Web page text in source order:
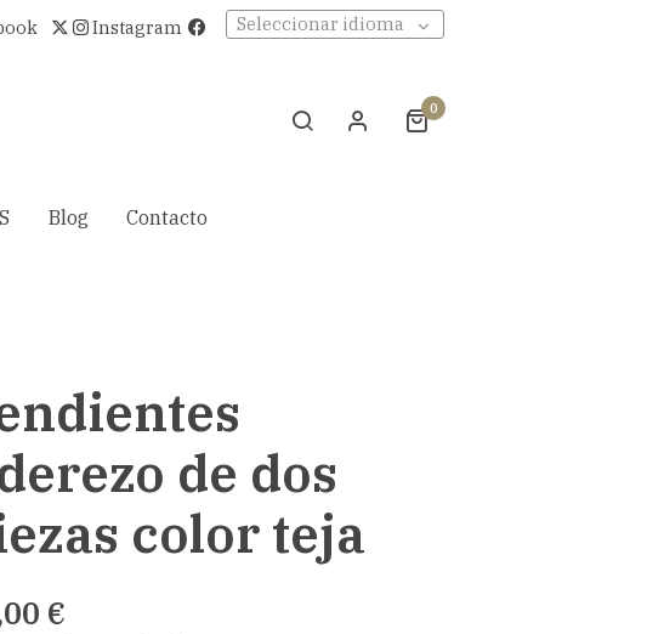
Instagram Seleccionar idioma
0
Blog Contacto
de dos
color teja
€